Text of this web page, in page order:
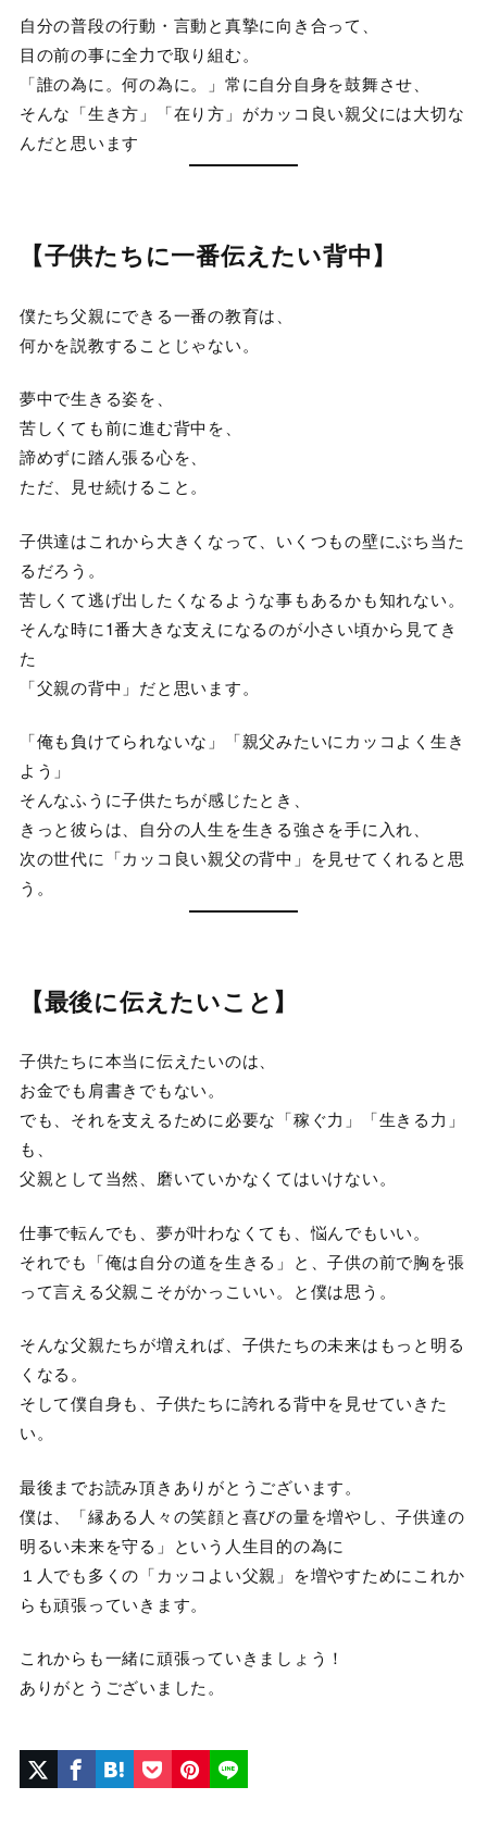
自分の普段の行動・言動と真摯に向き合って、
目の前の事に全力で取り組む。
「誰の為に。何の為に。」常に自分自身を鼓舞させ、
そんな「生き方」「在り方」がカッコ良い親父には大切な
んだと思います
【子供たちに一番伝えたい背中】
僕たち父親にできる一番の教育は、
何かを説教することじゃない。
夢中で生きる姿を、
苦しくても前に進む背中を、
諦めずに踏ん張る心を、
ただ、見せ続けること。
子供達はこれから大きくなって、いくつもの壁にぶち当た
るだろう。
苦しくて逃げ出したくなるような事もあるかも知れない。
そんな時に1番大きな支えになるのが小さい頃から見てき
た
「父親の背中」だと思います。
「俺も負けてられないな」「親父みたいにカッコよく生き
よう」
そんなふうに子供たちが感じたとき、
きっと彼らは、自分の人生を生きる強さを手に入れ、
次の世代に「カッコ良い親父の背中」を見せてくれると思
う。
【最後に伝えたいこと】
子供たちに本当に伝えたいのは、
お金でも肩書きでもない。
でも、それを支えるために必要な「稼ぐ力」「生きる力」
も、
父親として当然、磨いていかなくてはいけない。
仕事で転んでも、夢が叶わなくても、悩んでもいい。
それでも「俺は自分の道を生きる」と、子供の前で胸を張
って言える父親こそがかっこいい。と僕は思う。
そんな父親たちが増えれば、子供たちの未来はもっと明る
くなる。
そして僕自身も、子供たちに誇れる背中を見せていきた
い。
最後までお読み頂きありがとうございます。
僕は、「縁ある人々の笑顔と喜びの量を増やし、子供達の
明るい未来を守る」という人生目的の為に
１人でも多くの「カッコよい父親」を増やすためにこれか
らも頑張っていきます。
これからも一緒に頑張っていきましょう！
ありがとうございました。